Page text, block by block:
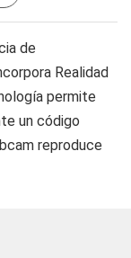
de
Realidad
permite
un código
reproduce